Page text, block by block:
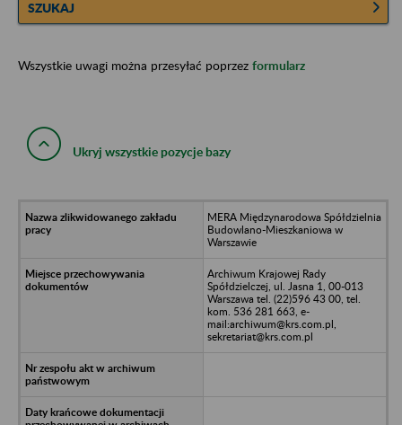
SZUKAJ
Wszystkie uwagi można przesyłać poprzez formularz
Ukryj wszystkie pozycje bazy
MERA Międzynarodowa Spółdzielnia
Budowlano-Mieszkaniowa w
Warszawie
Archiwum Krajowej Rady
Spółdzielczej, ul. Jasna 1, 00-013
Warszawa tel. (22)596 43 00, tel.
kom. 536 281 663, e-
mail:archiwum@krs.com.pl,
sekretariat@krs.com.pl